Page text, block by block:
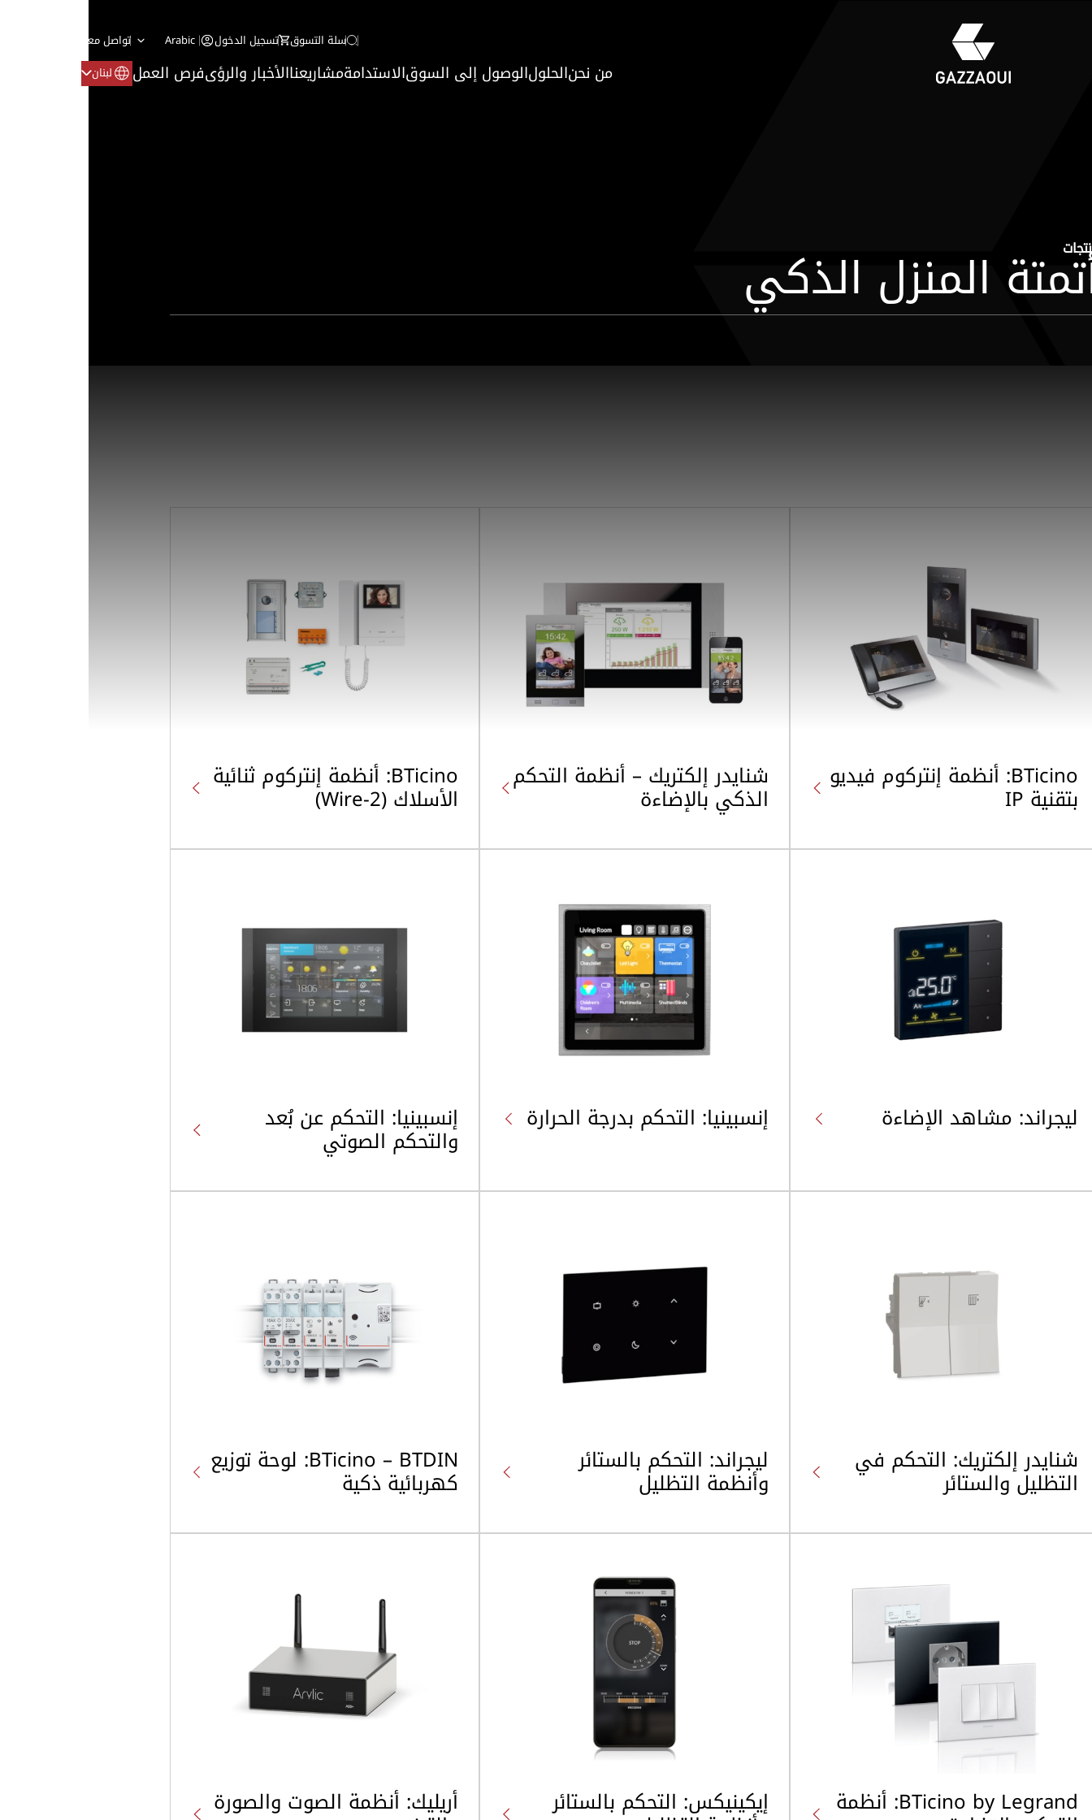
سلة التسوق تسجيل الدخول Arabic تواصل معنا
من نحنالحلولالوصول إلى السوقالاستدامةمشاريعناالأخبار والرؤىفرص العمل لبنان
SearchButtonText
المنزل الذكي
BTicino: أنظمة إنتركوم فيديو
بتقنية IP
شنايدر إلكتريك – أنظمة التحكم
الذكي بالإضاءة
BTicino: أنظمة إنتركوم ثنائية
الأسلاك (2-Wire)
ليجراند: مشاهد الإضاءة إنسبينيا: التحكم بدرجة الحرارة إنسبينيا: التحكم عن بُعد
والتحكم الصوتي
شنايدر إلكتريك: التحكم في
التظليل والستائر
ليجراند: التحكم بالستائر
وأنظمة التظليل
BTicino – BTDIN: لوحة توزيع
كهربائية ذكية
BTicino by Legrand: أنظمة إيكينيكس: التحكم بالستائر أريليك: أنظمة الصوت والصورة